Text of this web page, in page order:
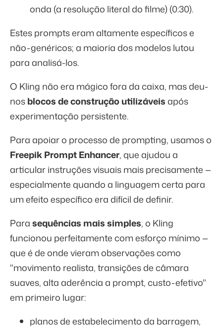
onda (a resolução literal do filme) (0:30).
Estes prompts eram altamente específicos e
não-genéricos; a maioria dos modelos lutou
para analisá-los.
O Kling não era mágico fora da caixa, mas deu-
nosblocos de construção utilizáveisapós
experimentação persistente.
Para apoiar o processo de prompting, usamos o
Freepik Prompt Enhancer, que ajudou a
articular instruções visuais mais precisamente —
especialmente quando a linguagem certa para
um efeito específico era difícil de definir.
Parasequências mais simples, o Kling
funcionou perfeitamente com esforço mínimo —
que é de onde vieram observações como
"movimento realista, transições de câmara
suaves, alta aderência a prompt, custo-efetivo"
em primeiro lugar:
planos de estabelecimento da barragem,